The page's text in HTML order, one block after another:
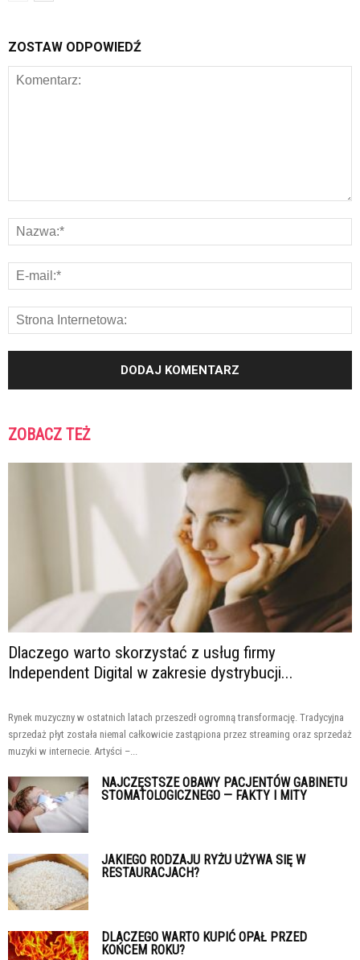
ZOSTAW ODPOWIEDŹ
ZOBACZ TEŻ
Dlaczego warto skorzystać z usług firmy
Independent Digital w zakresie dystrybucji...
Rynek muzyczny w ostatnich latach przeszedł ogromną transformację. Tradycyjna
sprzedaż płyt została niemal całkowicie zastąpiona przez streaming oraz sprzedaż
muzyki w internecie. Artyści –...
NAJCZĘSTSZE OBAWY PACJENTÓW GABINETU
STOMATOLOGICZNEGO — FAKTY I MITY
JAKIEGO RODZAJU RYŻU UŻYWA SIĘ W
RESTAURACJACH?
DLACZEGO WARTO KUPIĆ OPAŁ PRZED
KOŃCEM ROKU?